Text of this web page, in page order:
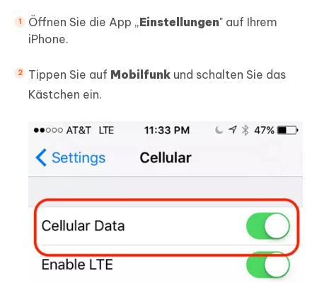
Öffnen Sie die App „Einstellungen" auf Ihrem
iPhone.
Tippen Sie auf Mobilfunk und schalten Sie das
Kästchen ein.